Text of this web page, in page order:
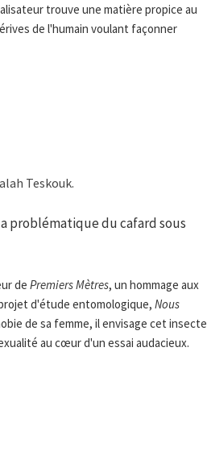
trouve une matière propice au
de l'humain voulant façonner
Teskouk.
problématique du cafard sous
de Premiers Mètres, un hommage aux
d'étude entomologique, Nous
de sa femme, il envisage cet insecte
au cœur d'un essai audacieux.